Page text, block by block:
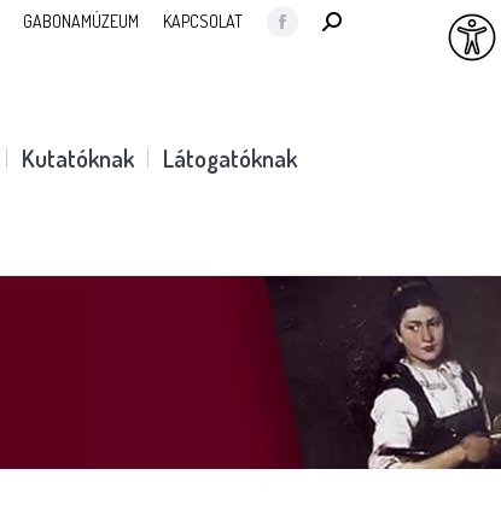
GABONAMÚZEUM KAPCSOLAT
Facebook
new
SEARCH:
Kutatóknak Látogatóknak